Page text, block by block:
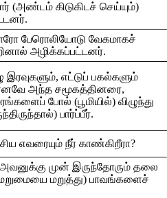
(அண்டம் கிடுகிடச் செய்யும்)
பேரொலியோடு வேகமாகச்
அழிக்கப்பட்டனர்.
எட்டுப் பகல்களும்
அந்த சமூகத்தினரை,
போல் (பூமியில்) விழுந்து
பார்ப்பீர்.
எவரையும் நீர் காண்கிறீரா?
அவனுக்கு முன் இருந்தோரும் தலை
மறுத்து) பாவங்களைச்